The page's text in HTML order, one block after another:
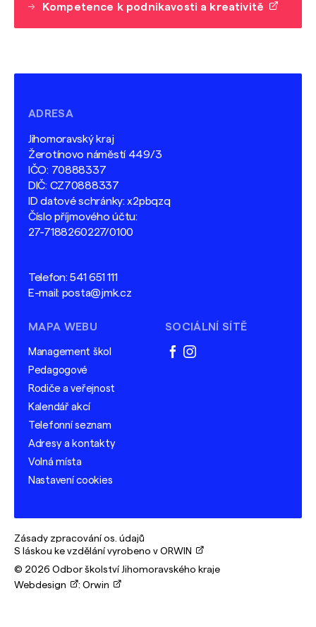
Kompetence k podnikavosti a kreativitě
ADRESA
Jihomoravský kraj
Žerotínovo náměstí 449/3
IČO: 70888337
DIČ: CZ70888337
ID datové schránky: x2pbqzq
Číslo příjmového účtu:
27-7188260227/0100
Telefon:541 651 111
E-mail: posta@jmk.cz
MAPA WEBU
Management škol
Pedagogové
Rodiče a veřejnost
Kalendář akcí
Telefonní seznam
Adresy a kontakty
Volná místa
Nastavení cookies
SOCIÁLNÍ SÍTĚ
facebook
instagram
Zásady zpracování os. údajů
S láskou ke vzdělání vyrobeno v ORWIN
© 2026 Odbor školství Jihomoravského kraje
Webdesign
: Orwin